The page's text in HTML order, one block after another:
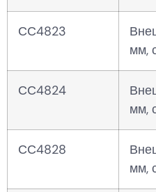
СС4823
мм,
СС4824
мм,
СС4828
мм,